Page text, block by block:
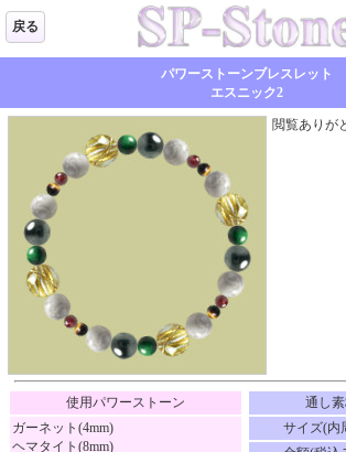
戻る
パワーストーンブレスレット
エスニック2
閲覧ありが
使用パワーストーン
ガーネット(4mm)
ヘマタイト(8mm)
通し
サイズ(内